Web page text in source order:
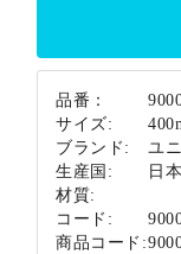
品番：
サイズ:
ブランド:
ユ
生産国:
日本
材質:
コード:
商品コード: